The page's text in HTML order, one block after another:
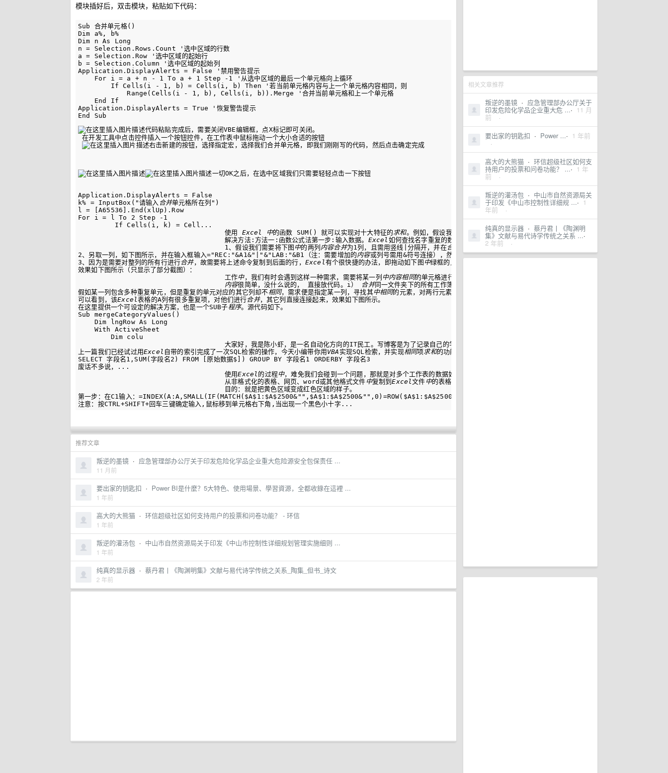
相关文章推荐
叛逆的墨镜 · 应急管理部办公厅关于
印发危险化学品企业重大危 ...· 11 月
前 ·
要出家的钥匙扣 · Power ...· 1 年前
·
高大的大熊猫 · 环信超级社区如何支
持用户的投票和问卷功能？ ...· 1 年
前 ·
叛逆的灌汤包 · 中山市自然资源局关
于印发《中山市控制性详细规 ...· 1
年前 ·
纯真的显示器 · 蔡丹君丨《陶渊明
集》文献与易代诗学传统之关系 ...·
2 年前 ·
模块插好后，双击模块，粘贴如下代码：
Sub 合并单元格( )
Dim a% , b%
Dim n As
Long
n = Selection . Rows . Count '选中区域的行数
a = Selection . Row '选中区域的起始行
b = Selection . Column
Application .DisplayAlerts = False '禁用警告提示
For i = a + n - 1 To a + 1 Step - 1
'从选中区域的最后一个单元格向上循环
If
Cells ( i - 1 , b ) = Cells ( i , b ) Then '若当前单元格内容与上一个单元格内容相同，则
Range ( Cells ( i - 1 , b ) , Cells ( i , b ) ) . Merge '合并当前单元格和上一个单元格
End
If
Application .DisplayAlerts = True
'恢复警告提示
End
Sub
代码粘贴完成后，需要关闭VBE编辑框，点X标记即可关闭。
在开发工具中点击控件插入一个按钮控件，在工作表中鼠标拖动一个大小合适的按钮
右击新建的按钮，选择指定宏，选择我们合并单元格，即我们刚刚写的代码，然后点击确定完成
一切OK之后，在选中区域我们只需要轻轻点击一下按钮
Application.DisplayAlerts = False
k% = InputBox("请输入 合并单元格所在列")
l = [A65536].End(xlUp).Row
For i = l To 2 Step -1
         If Cells(i, k) = Cell...
                                    使用
Excel 中的函数 SUM() 就可以实现对十大特征的求和。例如，假设我们有一个包含人员数量的单元格，从A到J，可以使用以下公式实现
                                    解决方法:方法一:函数公式法第一步:输入数据。
Excel如何查找名字重复的数据-1第二步:插入需要显示重复提示的列,这里以C列为例。
                                    1、假设我们需要将下图
中的两列 内容合并为1列，且需用竖线|分隔开，并在合并
之前添加指定字符：
2、另取一列，如下图所示，并在输入框输入="REC:"&A1&"|"&"LAB:"&B1（注：需要增加的内容或列号需用&符号连接），然后回车，可得到
3、因为是需要对整列的所有行进行合并，故需要将上述命令复制到后面的行， Excel有个很快捷的办法，即拖动如下图 中绿框的点，并一直往下拉，直到取到所有需要
效果如下图所示（只显示了部分截图）：
                                    工作
中，我们有时会遇到这样一种需求，需要将某一列 中内容相同的单元格进行
内容很简单，没什么说的， 直接放代码。i） 合并同一文件夹下的所有工作簿import
假如某一列包含多种重复单元，但是重复的单元对应的其它列却不相同，需求便是指定某一列，寻找其中相同的元素，对两行元素进行
可以看到，该Excel表格的A列有很多重复项，对他们进行合并，其它列直接连接起来，效果如下图所示。
在这里提供一个可设定的解决方案，也是一个SUB子程序。源代码如下。
Sub mergeCategoryValues()
    Dim lngRow As Long
    With ActiveSheet
        Dim colu
大家好，我是陈小虾，是一名自动化方向的IT民工。写博客是为了记录自己的学习过程，通过不断输出倒逼自己加速成长。但功能说明：由于水平有限，
上一篇我们已经试过用Excel 自带的索引完成了一次SQL检索的操作，今天小编带你用 VBA 实现SQL检索，并实现相同项求和的功能
SELECT 字段名1,SUM(字段名2) FROM [原始数据$]) GROUP BY 字段名1 ORDERBY 字段名3
废话不多说，...
                                    使用
Excel的过程中，难免我们会碰到一个问题，那就是对多个工作表的数据如何进行汇总。比如我们对人员销售数据会按照月份单独建表统计，或者
                                    从非格式化的表格、网页、word或其他格式文件
中复制到Excel文件 中的表格，对上下
                                    目的：就是把黄色区域变成红色区域的样子。
第一步：在C1输入：=INDEX(A:A,SMALL(IF(MATCH($A$1:$A$2500&"",$A$1:$A$2500&"",0)=ROW($A$1:$A$2500),ROW($A$1:$A$2500),4^8),ROW(A1)))
推荐文章
叛逆的墨镜 · 应急管理部办公厅关于印发危险化学品企业重大危险源安全包保责任 ...
11 月前
要出家的钥匙扣 · Power BI是什麼？5大特色、使用場景、學習資源，全都收錄在這裡 ...
1 年前
高大的大熊猫 · 环信超级社区如何支持用户的投票和问卷功能？ - 环信
1 年前
叛逆的灌汤包 · 中山市自然资源局关于印发《中山市控制性详细规划管理实施细则 ...
1 年前
纯真的显示器 · 蔡丹君丨《陶渊明集》文献与易代诗学传统之关系_陶集_但书_诗文
2 年前